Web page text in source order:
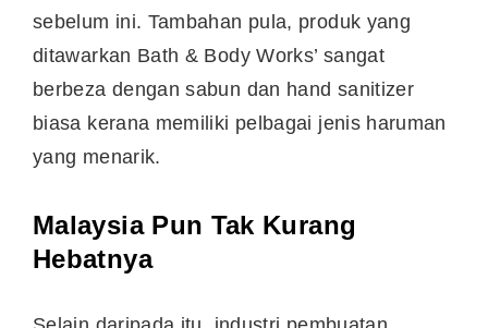
sebelum ini. Tambahan pula, produk yang
ditawarkan Bath & Body Works’ sangat
berbeza dengan sabun dan hand sanitizer
biasa kerana memiliki pelbagai jenis haruman
yang menarik.
Malaysia Pun Tak Kurang
Hebatnya